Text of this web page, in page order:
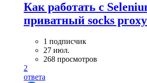
Как работать с
приватный socks
1 подписчик
27 июл.
268 просмотров
2
ответа